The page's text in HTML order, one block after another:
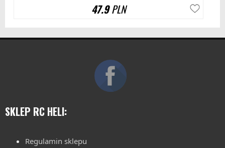
47.9PLN
SKLEP RC HELI:
Regulamin sklepu